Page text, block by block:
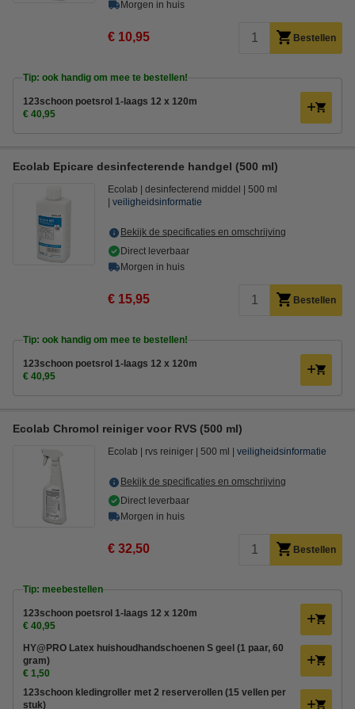
Morgen in huis
€ 10,95 Bestellen
Tip: ook handig om mee te bestellen!
123schoon poetsrol 1-laags 12 x 120m
€ 40,95
Ecolab Epicare desinfecterende handgel (500 ml)
Ecolab desinfecterend middel
500 ml
veiligheidsinformatie
Bekijk de specificaties en omschrijving
Direct leverbaar
Morgen in huis
€ 15,95 Bestellen
Tip: ook handig om mee te bestellen!
123schoon poetsrol 1-laags 12 x 120m
€ 40,95
Ecolab Chromol reiniger voor RVS (500 ml)
Ecolab rvs reiniger 500 ml veiligheidsinformatie
Bekijk de specificaties en omschrijving
Direct leverbaar
Morgen in huis
€ 32,50 Bestellen
Tip: meebestellen
123schoon poetsrol 1-laags 12 x 120m
€ 40,95
HY@PRO Latex huishoudhandschoenen S geel (1 paar, 60
gram)
€ 1,50
123schoon kledingroller met 2 reserverollen (15 vellen per
stuk)